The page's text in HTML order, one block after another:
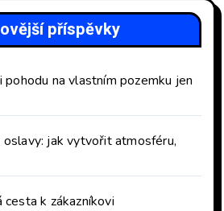
příspěvky
pohodu na vlastním pozemku jen
oslavy: jak vytvořit atmosféru,
k zákazníkovi